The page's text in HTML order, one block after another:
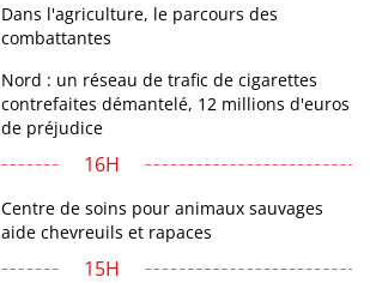
Dans l'agriculture, le parcours des
combattantes
Nord : un réseau de trafic de cigarettes
contrefaites démantelé, 12 millions d'euros
de préjudice
16H
Centre de soins pour animaux sauvages
aide chevreuils et rapaces
15H